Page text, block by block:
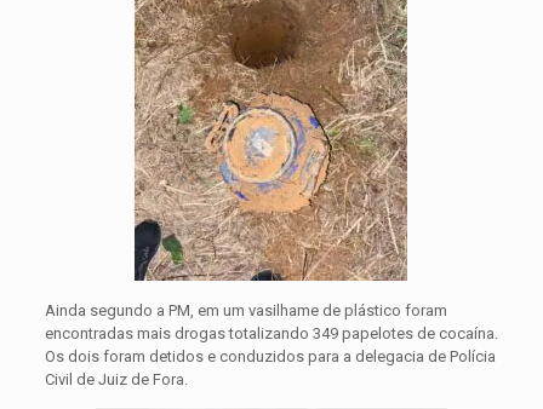
Ainda segundo a PM, em um vasilhame de plástico foram
encontradas mais drogas totalizando 349 papelotes de cocaína.
Os dois foram detidos e conduzidos para a delegacia de Polícia
Civil de Juiz de Fora.